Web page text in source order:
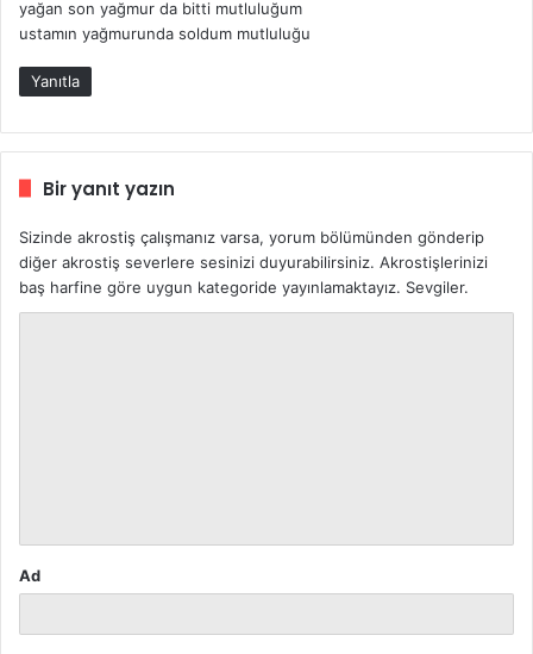
yağan son yağmur da bitti mutluluğum
ustamın yağmurunda soldum mutluluğu
Yanıtla
Bir yanıt yazın
Sizinde akrostiş çalışmanız varsa, yorum bölümünden gönderip
diğer akrostiş severlere sesinizi duyurabilirsiniz. Akrostişlerinizi
baş harfine göre uygun kategoride yayınlamaktayız. Sevgiler.
Ad